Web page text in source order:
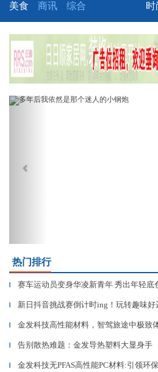
美食 商讯 综合 时
Previous
热门排行
▎ 赛车运动员变身华凌新青年 秀出年轻底
▎ 新日抖音挑战赛倒计时ing！玩转趣味好
▎ 金发科技高性能材料，智驾旅途中极致
▎ 告别散热难题：金发导热塑料大显身手
▎ 金发科技无PFAS高性能PC材料:引领环